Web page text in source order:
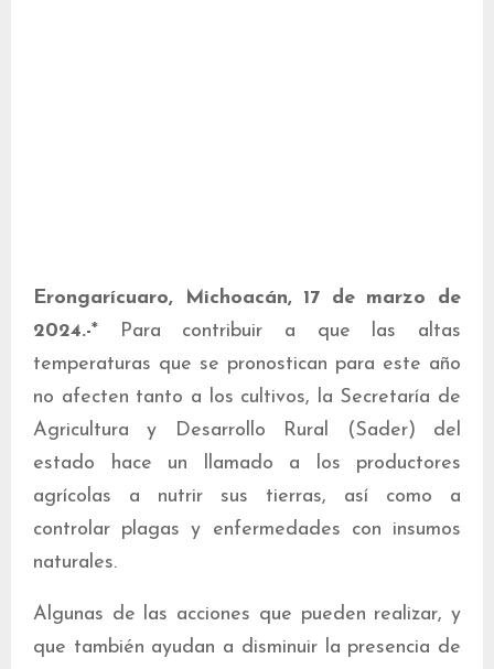
Erongarícuaro, Michoacán, 17 de marzo de
2024.-* Para contribuir a que las altas
temperaturas que se pronostican para este año
no afecten tanto a los cultivos, la Secretaría de
Agricultura y Desarrollo Rural (Sader) del
estado hace un llamado a los productores
agrícolas a nutrir sus tierras, así como a
controlar plagas y enfermedades con insumos
naturales.
Algunas de las acciones que pueden realizar, y
que también ayudan a disminuir la presencia de